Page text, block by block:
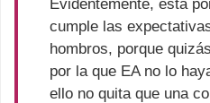
Evidentemente, está
cumple las
hombros, porque
por la que EA no lo
ello no quita que una